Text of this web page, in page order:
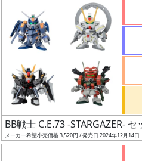
販
店
BB戦士 C.E.73 -STARGAZER- セ
メーカー希望小売価格 3,520円 / 発売日 2024年12月14日